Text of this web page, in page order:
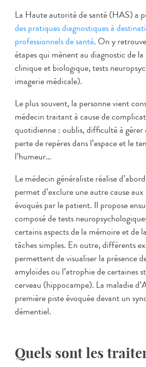
La Haute autorité de santé (HAS) a
des pratiques diagnostiques à
professionnels de santé. On y
étapes qui mènent au diagnostic de
clinique et biologique, tests
imagerie médicale).
Le plus souvent, la personne vient
médecin traitant à cause de
quotidienne : oublis, difficulté à gérer
perte de repères dans l’espace et le
l’humeur…
Le médecin généraliste réalise
permet d’exclure une autre cause
évoqués par le patient. Il propose
composé de tests
certains aspects de la mémoire et de
tâches simples. En outre, différents
permettent de visualiser la présence
amyloïdes ou l’atrophie de certaines
cerveau (hippocampe). La maladie
première piste évoquée devant un
démentiel.
Quels sont les